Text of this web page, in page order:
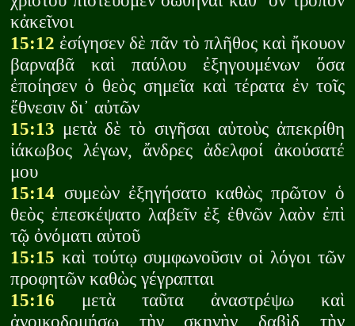
κἀκεῖνοι
15:12 ἐσίγησεν δὲ πᾶν τὸ πλῆθος καὶ ἤκουον
βαρναβᾶ καὶ παύλου ἐξηγουμένων ὅσα
ἐποίησεν ὁ θεὸς σημεῖα καὶ τέρατα ἐν τοῖς
ἔθνεσιν δι᾽ αὐτῶν
15:13 μετὰ δὲ τὸ σιγῆσαι αὐτοὺς ἀπεκρίθη
ἰάκωβος λέγων, ἄνδρες ἀδελφοί ἀκούσατέ
μου
15:14 συμεὼν ἐξηγήσατο καθὼς πρῶτον ὁ
θεὸς ἐπεσκέψατο λαβεῖν ἐξ ἐθνῶν λαὸν ἐπὶ
τῷ ὀνόματι αὐτοῦ
15:15 καὶ τούτῳ συμφωνοῦσιν οἱ λόγοι τῶν
προφητῶν καθὼς γέγραπται
15:16 μετὰ ταῦτα ἀναστρέψω καὶ
ἀνοικοδομήσω τὴν σκηνὴν δαβὶδ τὴν